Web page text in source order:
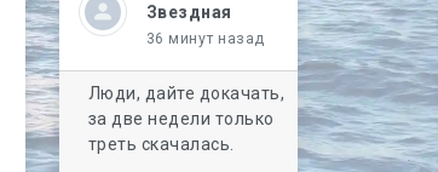
Звездная
36 минут назад
Люди, дайте докачать,
за две недели только
треть скачалась.